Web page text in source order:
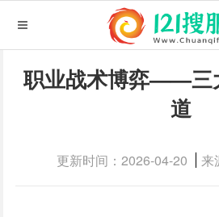
职业战术博弈——三
道
更新时间：2026-04-20 来